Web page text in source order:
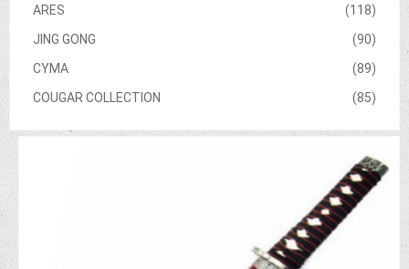
(118)
ARES
(90)
JING GONG
(89)
CYMA
(85)
COUGAR COLLECTION